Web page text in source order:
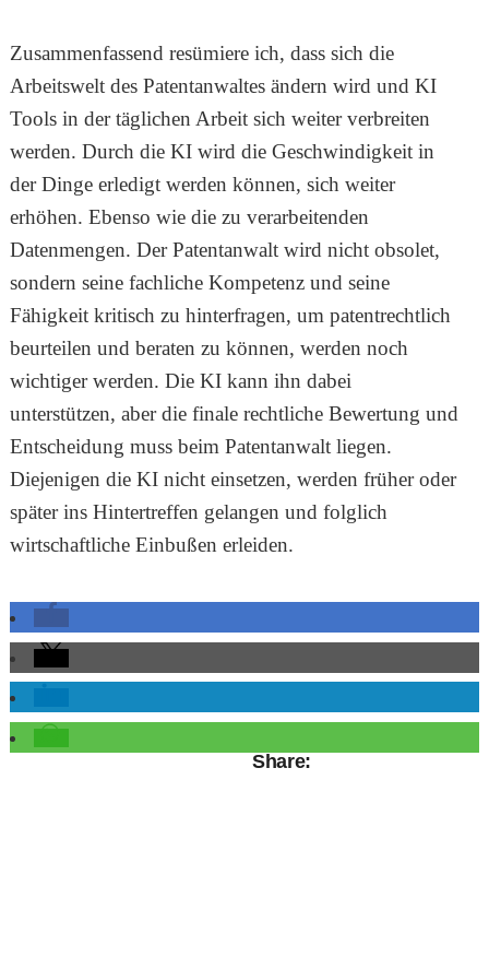
Zusammenfassend resümiere ich, dass sich die
Arbeitswelt des Patentanwaltes ändern wird und KI
Tools in der täglichen Arbeit sich weiter verbreiten
werden. Durch die KI wird die Geschwindigkeit in
der Dinge erledigt werden können, sich weiter
erhöhen. Ebenso wie die zu verarbeitenden
Datenmengen. Der Patentanwalt wird nicht obsolet,
sondern seine fachliche Kompetenz und seine
Fähigkeit kritisch zu hinterfragen, um patentrechtlich
beurteilen und beraten zu können, werden noch
wichtiger werden. Die KI kann ihn dabei
unterstützen, aber die finale rechtliche Bewertung und
Entscheidung muss beim Patentanwalt liegen.
Diejenigen die KI nicht einsetzen, werden früher oder
später ins Hintertreffen gelangen und folglich
wirtschaftliche Einbußen erleiden.
Share: